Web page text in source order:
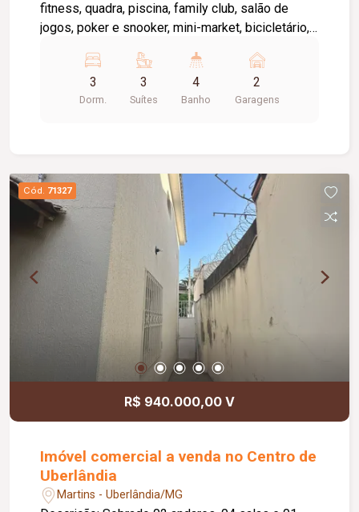
fitness, quadra, piscina, family club, salão de
jogos, poker e snooker, mini-market, bicicletário,
em questão possui 161,66m². A cozinha é no
modelo de cozinha aberta, integrada com a sala
com pé-direito duplo, aumentando a sensação de
manhã e com vista livre para o clube CAJUBÁ. A
planta conta ainda com 03 suites com excelente
divisão do espaço e 02 vagas de garagem
estrategicamente posicionadas! Trata-se
portanto de uma das melhores unidades do
empreendimento. Não perca essa oportunidade!
unidade que possuo é uma das melhores
unidades do empreendimento, com vista
diferenciada e características únicas. Além disso,
temos maior flexibilidade para negociar a venda,
podendo avaliar a aceitação de veículos, imóveis
3
Dorm.
3
Suítes
4
Banho
2
Garagens
Cód. 71327
R$ 940.000,00 V
Imóvel comercial a venda no Centro de
Uberlândia
Martins - Uberlândia/MG